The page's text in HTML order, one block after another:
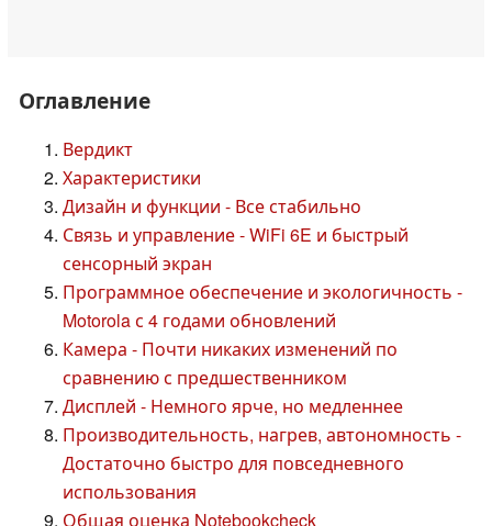
Оглавление
Вердикт
Характеристики
Дизайн и функции - Все стабильно
Связь и управление - WiFi 6E и быстрый
сенсорный экран
Программное обеспечение и экологичность -
Motorola с 4 годами обновлений
Камера - Почти никаких изменений по
сравнению с предшественником
Дисплей - Немного ярче, но медленнее
Производительность, нагрев, автономность -
Достаточно быстро для повседневного
использования
Общая оценка Notebookcheck